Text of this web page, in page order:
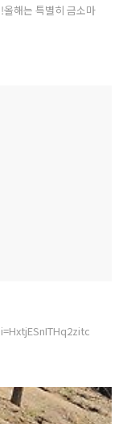
해는 특별히 금소마